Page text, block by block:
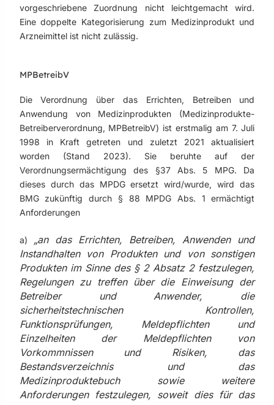
vorgeschriebene Zuordnung nicht leichtgemacht wird.
Eine doppelte Kategorisierung zum Medizinprodukt und
Arzneimittel ist nicht zulässig.
MPBetreibV
Die Verordnung über das Errichten, Betreiben und
Anwendung von Medizinprodukten (Medizinprodukte-
Betreiberverordnung, MPBetreibV) ist erstmalig am 7. Juli
1998 in Kraft getreten und zuletzt 2021 aktualisiert
worden (Stand 2023). Sie beruhte auf der
Verordnungsermächtigung des §37 Abs. 5 MPG. Da
dieses durch das MPDG ersetzt wird/wurde, wird das
BMG zukünftig durch § 88 MPDG Abs. 1 ermächtigt
Anforderungen
a) „an das Errichten, Betreiben, Anwenden und
Instandhalten von Produkten und von sonstigen
Produkten im Sinne des § 2 Absatz 2 festzulegen,
Regelungen zu treffen über die Einweisung der
Betreiber und Anwender, die
sicherheitstechnischen Kontrollen,
Funktionsprüfungen, Meldepflichten und
Einzelheiten der Meldepflichten von
Vorkommnissen und Risiken, das
Bestandsverzeichnis und das
Medizinproduktebuch sowie weitere
Anforderungen festzulegen, soweit dies für das